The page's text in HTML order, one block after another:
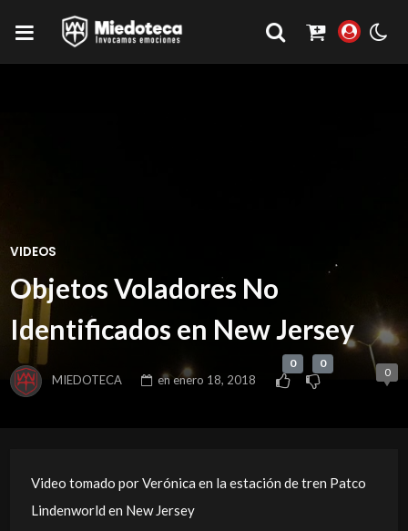
VIDEOS
Objetos Voladores No
Identificados en New Jersey
MIEDOTECA enenero 18, 2018
0 0
0
Video tomado por Verónica en la estación de tren Patco
Lindenworld en New Jersey